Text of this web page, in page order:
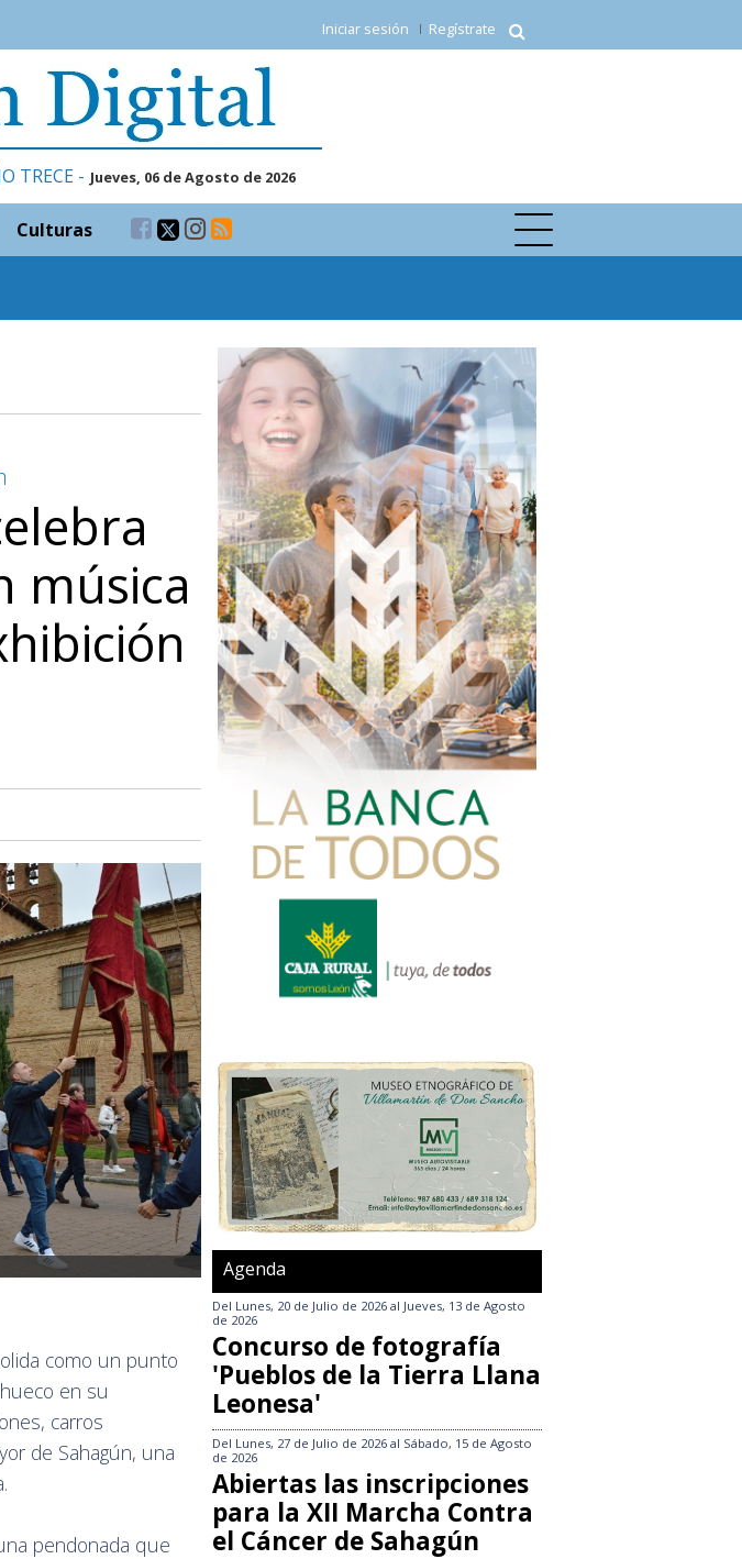
Iniciar sesión Regístrate
TRECE - Jueves, 06 de Agosto de 2026
Culturas
música
como un punto
en su
carros
de Sahagún, una
pendonada que
Agenda
Del Lunes, 20 de Julio de 2026 al Jueves, 13 de Agosto
de 2026
Concurso de fotografía
'Pueblos de la Tierra Llana
Leonesa'
Del Lunes, 27 de Julio de 2026 al Sábado, 15 de Agosto
de 2026
Abiertas las inscripciones
para la XII Marcha Contra
el Cáncer de Sahagún